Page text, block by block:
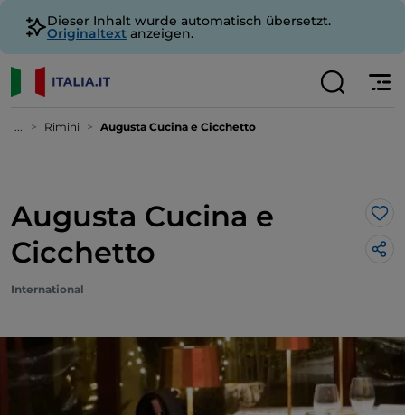
Dieser Inhalt wurde automatisch übersetzt.
Originaltext anzeigen.
... Rimini Augusta Cucina e Cicchetto
Augusta Cucina e
Cicchetto
International